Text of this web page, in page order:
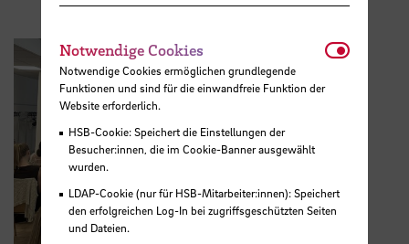
Notwendige Cookies
Notwendige Cookies ermöglichen grundlegende
Funktionen und sind für die einwandfreie Funktion der
Website erforderlich.
HSB-Cookie: Speichert die Einstellungen der
Besucher:innen, die im Cookie-Banner ausgewählt
wurden.
LDAP-Cookie (nur für HSB-Mitarbeiter:innen): Speichert
den erfolgreichen Log-In bei zugriffsgeschützten Seiten
und Dateien.